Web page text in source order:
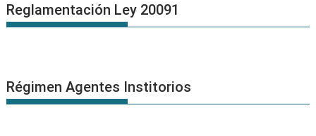
Reglamentación Ley 20091
Régimen Agentes Institorios